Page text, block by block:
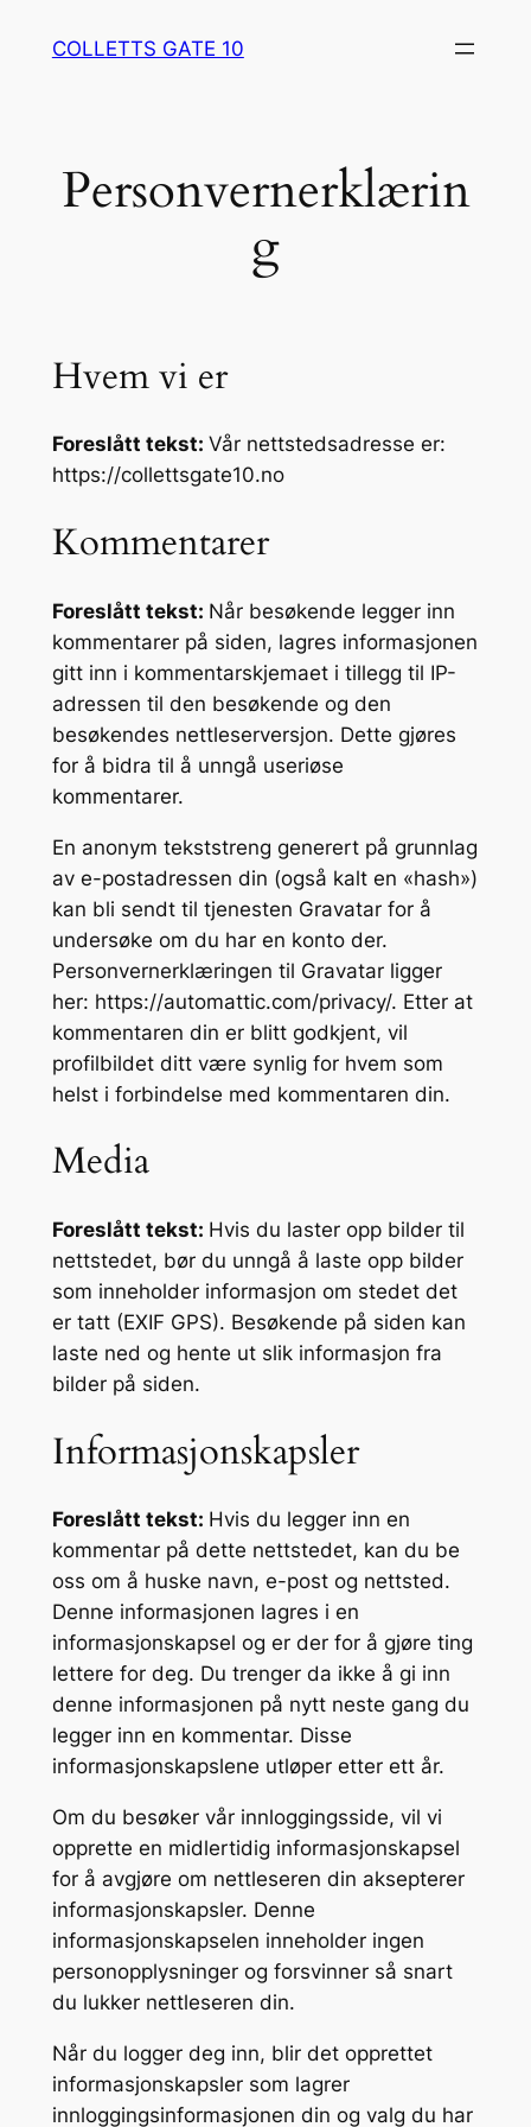
COLLETTS GATE 10
Personvernerklærin
g
Hvem vi er
Foreslått tekst: Vår nettstedsadresse er:
https://collettsgate10.no
Kommentarer
Foreslått tekst: Når besøkende legger inn
kommentarer på siden, lagres informasjonen
gitt inn i kommentarskjemaet i tillegg til IP-
adressen til den besøkende og den
besøkendes nettleserversjon. Dette gjøres
for å bidra til å unngå useriøse
kommentarer.
En anonym tekststreng generert på grunnlag
av e-postadressen din (også kalt en «hash»)
kan bli sendt til tjenesten Gravatar for å
undersøke om du har en konto der.
Personvernerklæringen til Gravatar ligger
her: https://automattic.com/privacy/. Etter at
kommentaren din er blitt godkjent, vil
profilbildet ditt være synlig for hvem som
helst i forbindelse med kommentaren din.
Media
Foreslått tekst: Hvis du laster opp bilder til
nettstedet, bør du unngå å laste opp bilder
som inneholder informasjon om stedet det
er tatt (EXIF GPS). Besøkende på siden kan
laste ned og hente ut slik informasjon fra
bilder på siden.
Informasjonskapsler
Foreslått tekst: Hvis du legger inn en
kommentar på dette nettstedet, kan du be
oss om å huske navn, e-post og nettsted.
Denne informasjonen lagres i en
informasjonskapsel og er der for å gjøre ting
lettere for deg. Du trenger da ikke å gi inn
denne informasjonen på nytt neste gang du
legger inn en kommentar. Disse
informasjonskapslene utløper etter ett år.
Om du besøker vår innloggingsside, vil vi
opprette en midlertidig informasjonskapsel
for å avgjøre om nettleseren din aksepterer
informasjonskapsler. Denne
informasjonskapselen inneholder ingen
personopplysninger og forsvinner så snart
du lukker nettleseren din.
Når du logger deg inn, blir det opprettet
informasjonskapsler som lagrer
innloggingsinformasjonen din og valg du har